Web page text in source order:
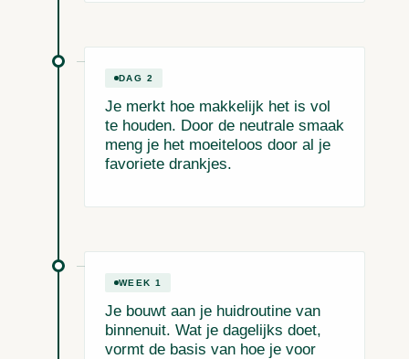
DAG 2
Je merkt hoe makkelijk het is vol
te houden. Door de neutrale smaak
meng je het moeiteloos door al je
favoriete drankjes.
WEEK 1
Je bouwt aan je huidroutine van
binnenuit. Wat je dagelijks doet,
vormt de basis van hoe je voor